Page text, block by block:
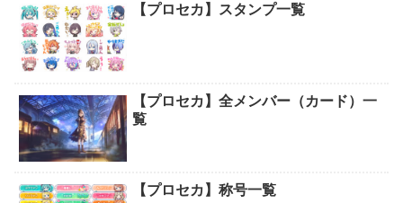
【プロセカ】スタンプ一覧
【プロセカ】全メンバー（カード）一
覧
【プロセカ】称号一覧